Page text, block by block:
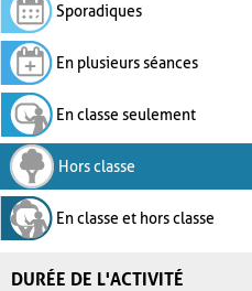
Sporadiques
En plusieurs séances
En classe seulement
Hors classe
En classe et hors classe
DURÉE DE L'ACTIVITÉ